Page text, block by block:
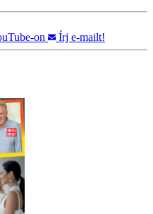
on Írj e-mailt!